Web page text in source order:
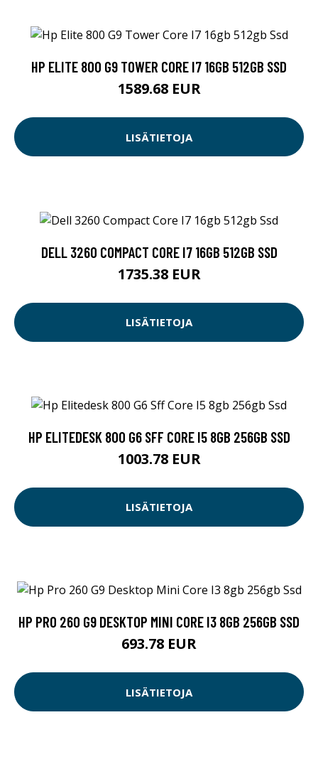
HP ELITE 800 G9 TOWER CORE I7 16GB 512GB SSD
1589.68 EUR
LISÄTIETOJA
DELL 3260 COMPACT CORE I7 16GB 512GB SSD
1735.38 EUR
LISÄTIETOJA
HP ELITEDESK 800 G6 SFF CORE I5 8GB 256GB SSD
1003.78 EUR
LISÄTIETOJA
HP PRO 260 G9 DESKTOP MINI CORE I3 8GB 256GB SSD
693.78 EUR
LISÄTIETOJA